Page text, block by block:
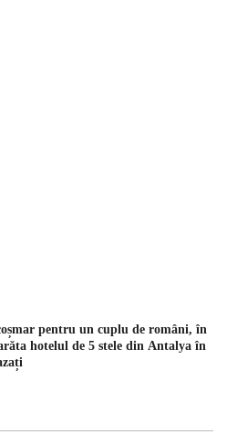
pentru un cuplu de români, în
hotelul de 5 stele din Antalya în